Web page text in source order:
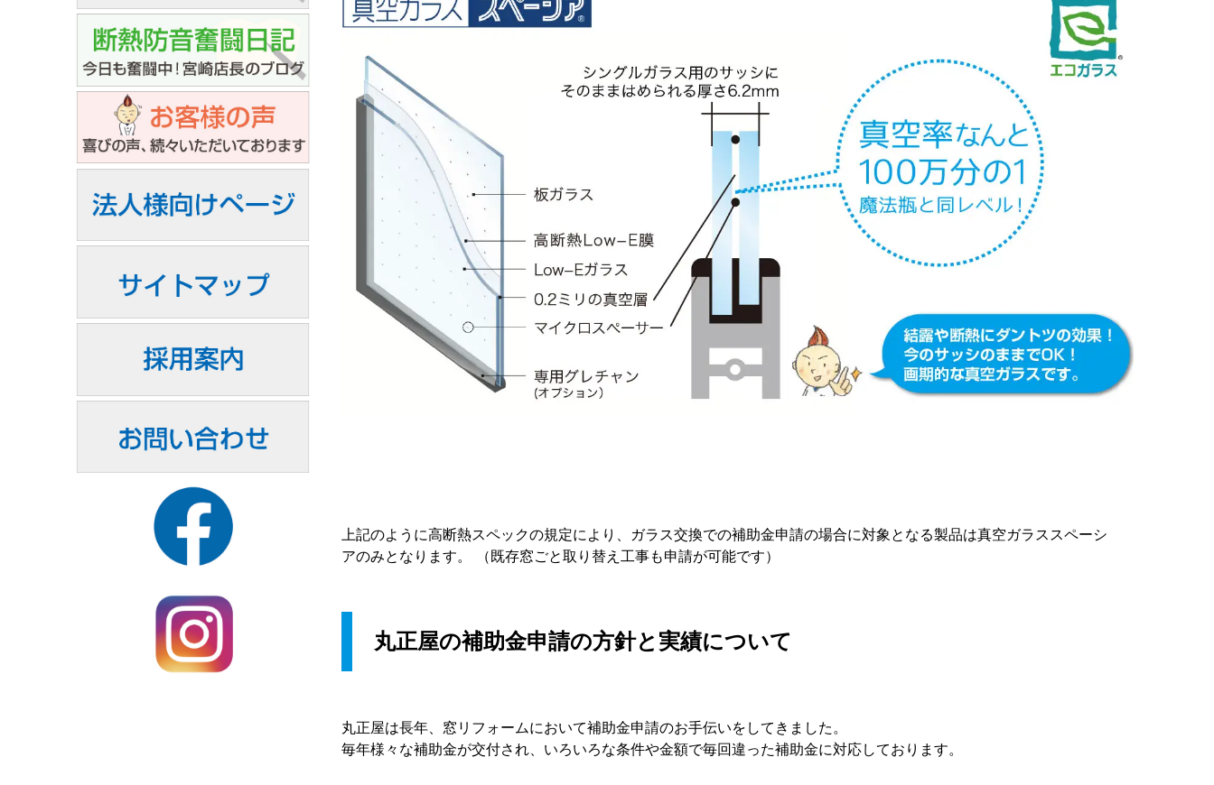
上記のように高断熱スペックの規定により、ガラス交換での補助金申請の場合に対象となる製品は真空ガラススペーシ
アのみとなります。 （既存窓ごと取り替え工事も申請が可能です）
丸正屋の補助金申請の方針と実績について
丸正屋は長年、窓リフォームにおいて補助金申請のお手伝いをしてきました。
毎年様々な補助金が交付され、いろいろな条件や金額で毎回違った補助金に対応しております。